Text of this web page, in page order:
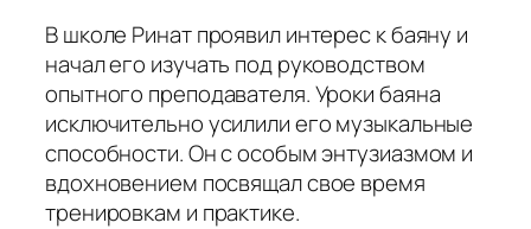
В школе Ринат проявил интерес к баяну и
начал его изучать под руководством
опытного преподавателя. Уроки баяна
исключительно усилили его музыкальные
способности. Он с особым энтузиазмом и
вдохновением посвящал свое время
тренировкам и практике.